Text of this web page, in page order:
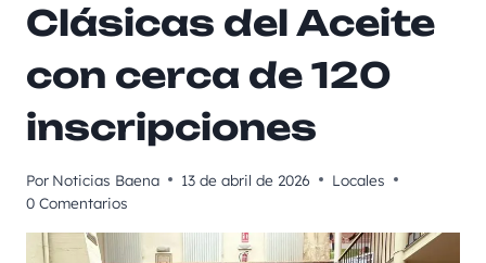
Clásicas del Aceite
con cerca de 120
inscripciones
Por Noticias Baena 13 de abril de 2026
Locales
0 Comentarios